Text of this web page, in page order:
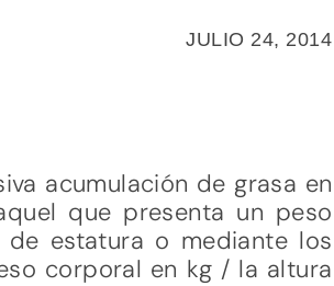
JULIO 24, 2014
acumulación de grasa en
que presenta un peso
estatura o mediante los
corporal en kg / la altura